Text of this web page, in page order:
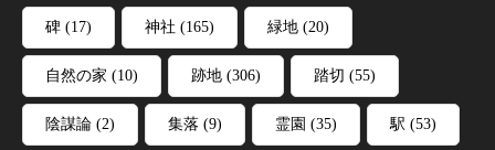
碑 (17) 神社 (165) 緑地 (20)
自然の家 (10) 跡地 (306) 踏切 (55)
陰謀論 (2) 集落 (9) 霊園 (35) 駅 (53)